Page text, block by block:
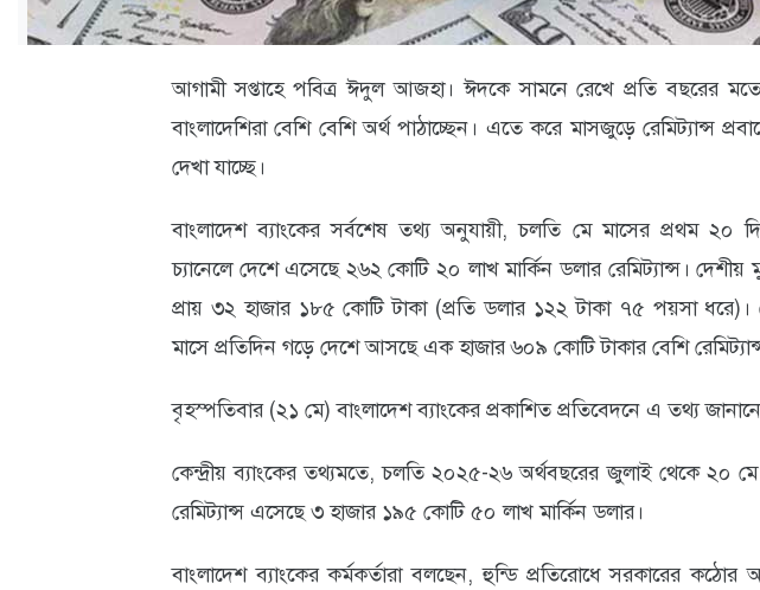
তথ্যপ্রযুক্তি
আগামী সপ্তাহে পবিত্র ঈদুল আজহা। ঈদকে সামনে রেখে প্রতি বছরের
বাংলাদেশিরা বেশি বেশি অর্থ পাঠাচ্ছেন। এতে করে মাসজুড়ে রেমিট্যান্স
দেখা যাচ্ছে।
বাংলাদেশ ব্যাংকের সর্বশেষ তথ্য অনুযায়ী, চলতি মে মাসের প্রথম ২০
চ্যানেলে দেশে এসেছে ২৬২ কোটি ২০ লাখ মার্কিন ডলার রেমিট্যান্স। দেশীয়
প্রায় ৩২ হাজার ১৮৫ কোটি টাকা (প্রতি ডলার ১২২ টাকা ৭৫ পয়সা ধরে)।
মাসে প্রতিদিন গড়ে দেশে আসছে এক হাজার ৬০৯ কোটি টাকার বেশি
বৃহস্পতিবার (২১ মে) বাংলাদেশ ব্যাংকের প্রকাশিত প্রতিবেদনে এ তথ্য
কেন্দ্রীয় ব্যাংকের তথ্যমতে, চলতি ২০২৫-২৬ অর্থবছরের জুলাই থেকে ২০ মে
রেমিট্যান্স এসেছে ৩ হাজার ১৯৫ কোটি ৫০ লাখ মার্কিন ডলার।
বাংলাদেশ ব্যাংকের কর্মকর্তারা বলছেন, হুন্ডি প্রতিরোধে সরকারের কঠোর